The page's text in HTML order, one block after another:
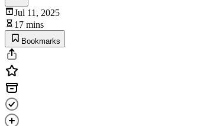
Jul 11, 2025
17 mins
Bookmarks